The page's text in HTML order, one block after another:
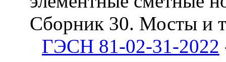
Сборник 30. Мосты и
ГЭСН 81-02-31-2022